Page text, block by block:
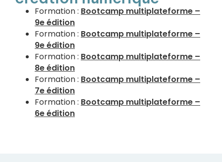
Formation : Bootcamp multiplateforme –
9e édition
Formation : Bootcamp multiplateforme –
9e édition
Formation : Bootcamp multiplateforme –
8e édition
Formation : Bootcamp multiplateforme –
7e édition
Formation : Bootcamp multiplateforme –
6e édition